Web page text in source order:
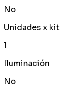
No
Unidades x kit
1
Iluminación
No